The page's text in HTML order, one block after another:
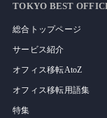
TOKYO BEST
総合トップページ
サービス紹介
オフィス移転AtoZ
オフィス移転用語集
特集